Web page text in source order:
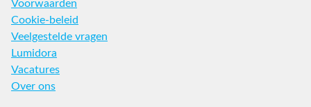
Voorwaarden
Cookie-beleid
Veelgestelde vragen
Lumidora
Vacatures
Over ons